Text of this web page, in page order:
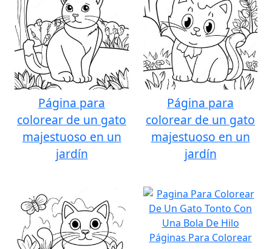
Página para
colorear de un gato
majestuoso en un
jardín
Página para
colorear de un gato
majestuoso en un
jardín